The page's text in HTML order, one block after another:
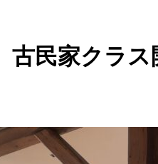
民家クラス